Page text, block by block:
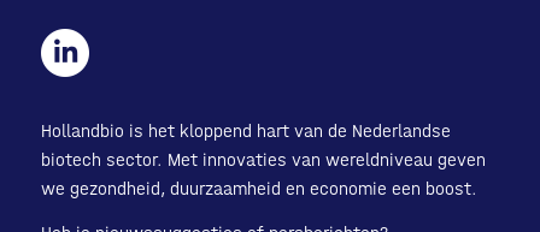
Hollandbio is het kloppend hart van de Nederlandse
biotech sector. Met innovaties van wereldniveau geven
we gezondheid, duurzaamheid en economie een boost.